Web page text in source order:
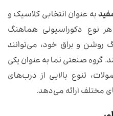
به عنوان انتخابی کلاسیک و
نوع دکوراسیونی هماهنگ
و براق خود، می‌توانند
گروه صنعتی نما به عنوان یکی
تنوع بالایی از درب‌های
مختلف ارائه می‌دهد.